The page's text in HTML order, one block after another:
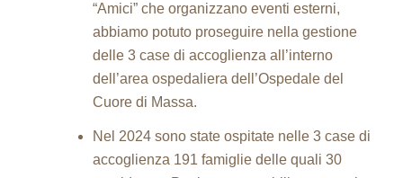
“Amici” che organizzano eventi esterni,
abbiamo potuto proseguire nella gestione
delle 3 case di accoglienza all’interno
dell’area ospedaliera dell’Ospedale del
Cuore di Massa.
Nel 2024 sono state ospitate nelle 3 case di
accoglienza 191 famiglie delle quali 30